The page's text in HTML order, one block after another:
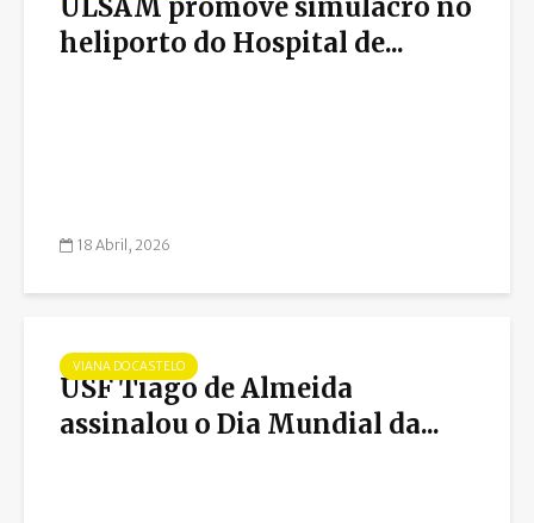
heliporto do Hospital de...
18 Abril, 2026
VIANA DO CASTELO
USF Tiago de Almeida
assinalou o Dia Mundial da...